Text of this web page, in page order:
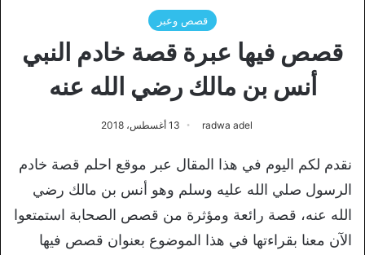
قصص وعبر
قصص فيها عبرة قصة خادم النبي
أنس بن مالك رضي الله عنه
radwa adel 13 أغسطس، 2018
نقدم لكم اليوم في هذا المقال عبر موقع احلم قصة خادم
الرسول صلي الله عليه وسلم وهو أنس بن مالك رضي
الله عنه، قصة رائعة ومؤثرة من قصص الصحابة استمتعوا
الآن معنا بقراءتها في هذا الموضوع بعنوان قصص فيها